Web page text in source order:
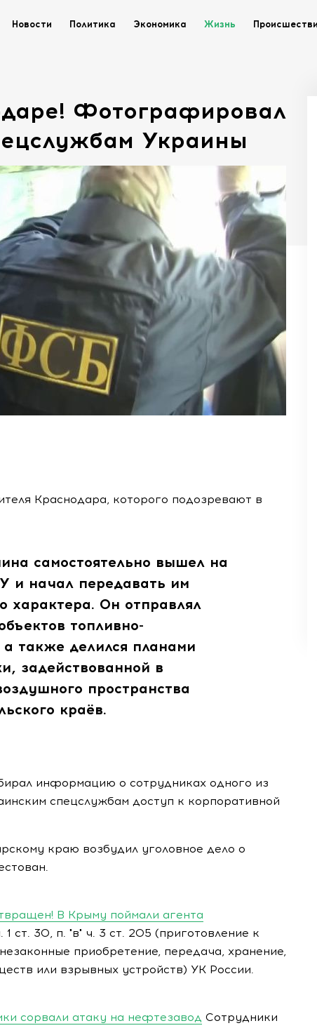
Новости Политика Экономика Жизнь
Фотографировал
Украины
Краснодара, которого подозревают в
самостоятельно вышел на
и начал передавать им
характера. Он отправлял
топливно-
а также делился планами
задействованной в
пространства
краёв.
информацию о сотрудниках одного из
спецслужбам доступ к корпоративной
краю возбудил уголовное дело о
В Крыму поймали агента
ст. 30, п. "в" ч. 3 ст. 205 (приготовление к
приобретение, передача, хранение,
или взрывных устройств) УК России.
сорвали атаку на нефтезавод Сотрудники